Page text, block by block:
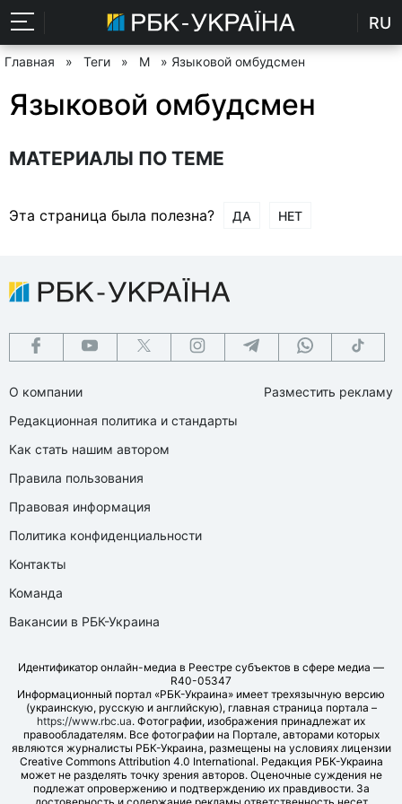
RU
Главная » Теги » М » Языковой омбудсмен
Языковой омбудсмен
МАТЕРИАЛЫ ПО ТЕМЕ
Эта страница была полезна? ДА НЕТ
О компании
Редакционная политика и стандарты
Как стать нашим автором
Правила пользования
Правовая информация
Политика конфиденциальности
Контакты
Команда
Вакансии в РБК-Украина
Разместить рекламу
Идентификатор онлайн-медиа в Реестре субъектов в сфере медиа —
R40-05347
Информационный портал «РБК-Украина» имеет трехязычную версию
(украинскую, русскую и английскую), главная страница портала –
https://www.rbc.ua. Фотографии, изображения принадлежат их
правообладателям. Все фотографии на Портале, авторами которых
являются журналисты РБК-Украина, размещены на условиях лицензии
Creative Commons Attribution 4.0 International. Редакция РБК-Украина
может не разделять точку зрения авторов. Оценочные суждения не
подлежат опровержению и подтверждению их правдивости. За